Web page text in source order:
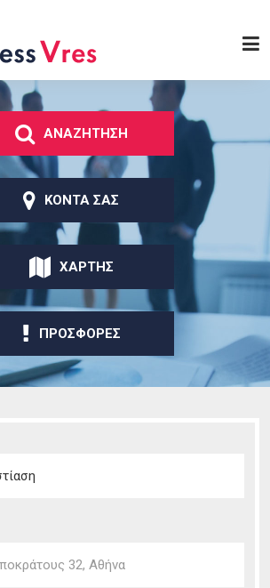
κυρίως περιεχόμενο
ΑΝΑΖΗΤΗΣΗ
ΚΟΝΤΑ ΣΑΣ
ΧΑΡΤΗΣ
ΠΡΟΣΦΟΡΕΣ